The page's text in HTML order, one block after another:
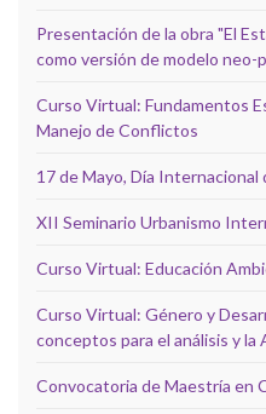
Presentación de la obra "El
como versión de modelo neo-
Curso Virtual: Fundamentos
Manejo de Conflictos
17 de Mayo, Día Internacional
XII Seminario Urbanismo
Curso Virtual: Educación
Curso Virtual: Género y
conceptos para el análisis y
Convocatoria de Maestría en